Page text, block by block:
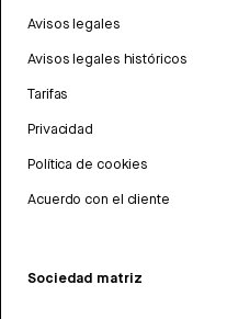
Avisos legales
Avisos legales históricos
Tarifas
Privacidad
Política de cookies
Acuerdo con el cliente
Sociedad matriz